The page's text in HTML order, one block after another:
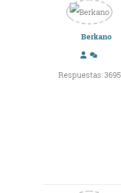
Berkano
Respuestas: 3695